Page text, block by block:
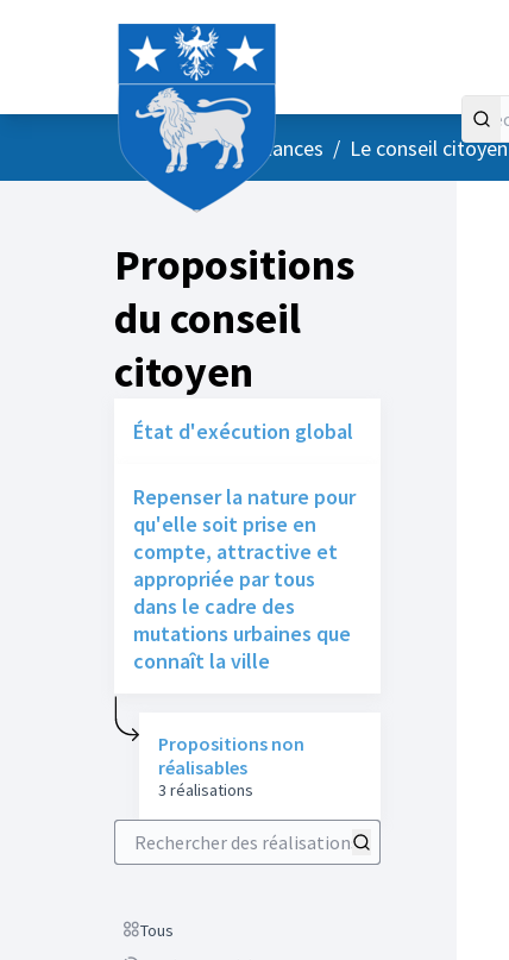
AccueilMenu principal
/ Vos instances / Le conseil citoyen
Propositions
du conseil
citoyen
État d'exécution global
Repenser la nature pour
qu'elle soit prise en
compte, attractive et
appropriée par tous
dans le cadre des
mutations urbaines que
connaît la ville
Propositions non
réalisables
3 réalisations
Rechercher des réalisations
Scope
Tous